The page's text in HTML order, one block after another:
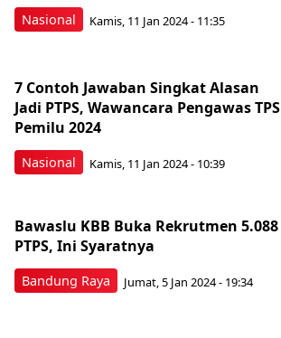
Nasional Kamis, 11 Jan 2024 - 11:35
Nasional
7 Contoh Jawaban Singkat Alasan
Jadi PTPS, Wawancara Pengawas TPS
Pemilu 2024
Kamis, 11 Jan 2024 - 10:39
Bandung Raya
Bawaslu KBB Buka Rekrutmen 5.088
PTPS, Ini Syaratnya
Jumat, 5 Jan 2024 - 19:34